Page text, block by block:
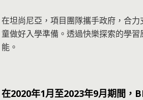
在坦尚尼亞，項目團隊攜手政府，合
童做好入學準備。透過快樂探索的學
能。
在2020年1月至2023年9月期間，